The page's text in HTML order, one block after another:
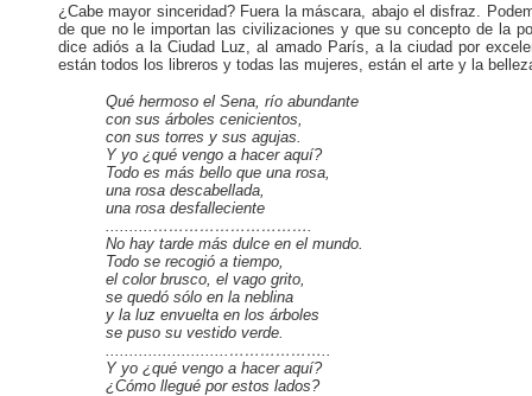
¿Cabe mayor sinceridad? Fuera la máscara, abajo el disfraz.
de que no le importan las civilizaciones y que su concepto de la
dice adiós a la Ciudad Luz, al amado París, a la ciudad por
están todos los libreros y todas las mujeres, están el arte y la
Qué hermoso el Sena, río abundante
con sus árboles cenicientos,
con sus torres y sus agujas.
Y yo ¿qué vengo a hacer aquí?
Todo es más bello que una rosa,
una rosa descabellada,
una rosa desfalleciente
..........………………………….
No hay tarde más dulce en el mundo.
Todo se recogió a tiempo,
el color brusco, el vago grito,
se quedó sólo en la neblina
y la luz envuelta en los árboles
se puso su vestido verde.
..........................………………..
Y yo ¿qué vengo a hacer aquí?
¿Cómo llegué por estos lados?